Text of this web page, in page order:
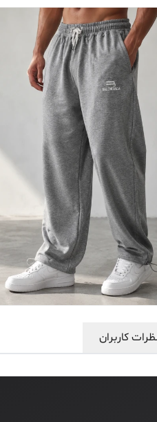
کاربران